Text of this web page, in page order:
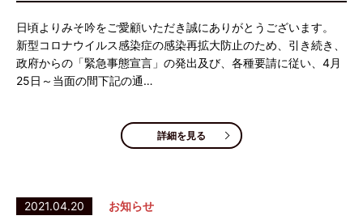
日頃よりみそ吟をご愛顧いただき誠にありがとうございます。
新型コロナウイルス感染症の感染再拡大防止のため、引き続き、
政府からの「緊急事態宣言」の発出及び、各種要請に従い、4月
25日～当面の間下記の通…
詳細を見る
2021.04.20 お知らせ